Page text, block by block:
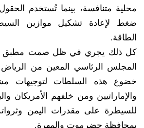
محلية متنافسة، بينما تُستخدم
ضغط لإعادة تشكيل موازين
الطاقة.
كل ذلك يجري في ظل صمت مطبق
المجلس الرئاسي المعين من
خضوع هذه السلطات لتوجيهات
والإماراتيين ومن خلفهم الأمريكان
للسيطرة على مقدرات اليمن وثرواته
بمحافظة حضرموت والمهرة.